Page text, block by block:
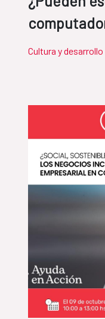
Cultura y desarrollo